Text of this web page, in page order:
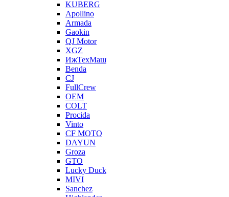
KUBERG
Apollino
Armada
Gaokin
QJ Motor
XGZ
ИжТехМаш
Benda
CJ
FullCrew
OEM
COLT
Procida
Vinto
CF MOTO
DAYUN
Groza
GTO
Lucky Duck
MIVI
Sanchez